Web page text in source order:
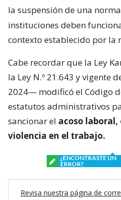
la suspensión de una
instituciones deben
contexto establecido por la
Cabe recordar que la Ley
la Ley N.º 21.643 y vigente
2024— modificó el Código
estatutos administrativos
sancionar el acoso laboral,
violencia en el trabajo.
¿ENCONTRASTE UN
ERROR?
Revisa nuestra página de